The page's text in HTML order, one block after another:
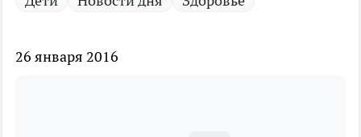
26 января 2016